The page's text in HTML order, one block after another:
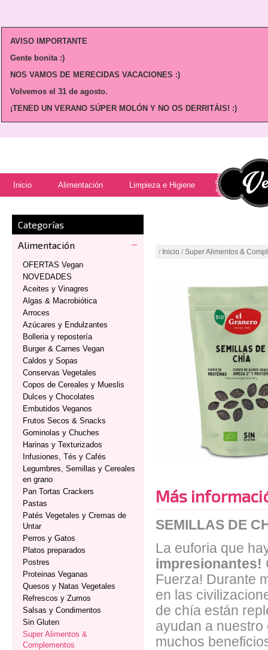
AVISO IMPORTANTE
Gente bonita :)
NOS VAMOS DE MERECIDAS VACACIONES :)
Volvemos el 31 de agosto.
¡TENED UN VERANO SÚPER MOLÓN Y NO OS DERRITÁIS! :)
Inicio Alimentación Limpieza e Higiene
Categorías
Alimentación
OFERTAS Vegan
NOVEDADES
Aceites y Vinagres
Algas & Macrobiótica
Arroces
Azúcares y Endulzantes
Bolleria y repostería
Burger & Carnes Vegan
Caldos y Sopas
Conservas Vegetales
Copos de Cereales y Mueslis
Dulces y Chocolates
Embutidos Veganos
Frutos Secos & Snacks
Gominolas y Chuches
Harinas y Texturizados
Infusiones, Tés y Cafés
Legumbres, Semillas y Cereales
en grano
Pan Tortas Crackers
Pastas
Patés Vegetales y Cremas de
Untar
Perros y Gatos
Platos preparados
Postres
Proteinas Veganas
Quesos y Natas Vegetales
Refrescos y Zumos
Salsas y Condimentos
Sin Gluten
Super Alimentos &
Complementos
/ Inicio / Super Alimentos &
Más
SEMILLAS DE
La euforia que
impresionantes!
Fuerza! Durante
en las
de chía están
ayudan a
muchos